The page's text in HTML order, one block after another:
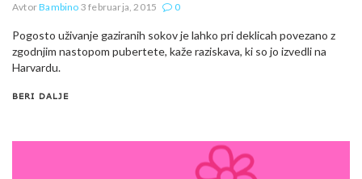
AvtorBambino 3 februarja, 2015 0
Pogosto uživanje gaziranih sokov je lahko pri deklicah povezano z
zgodnjim nastopom pubertete, kaže raziskava, ki so jo izvedli na
Harvardu.
BERI DALJE